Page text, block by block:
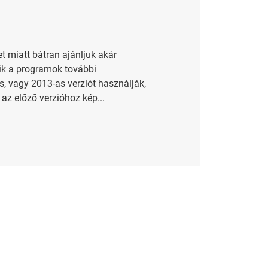
miatt bátran ajánljuk akár
a programok további
vagy 2013-as verziót használják,
előző verzióhoz kép...